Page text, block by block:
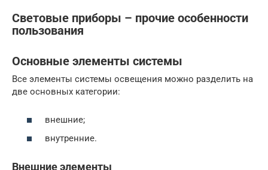
Световые приборы – прочие особенности
пользования
Основные элементы системы
Все элементы системы освещения можно разделить на
две основных категории:
внешние;
внутренние.
Внешние элементы